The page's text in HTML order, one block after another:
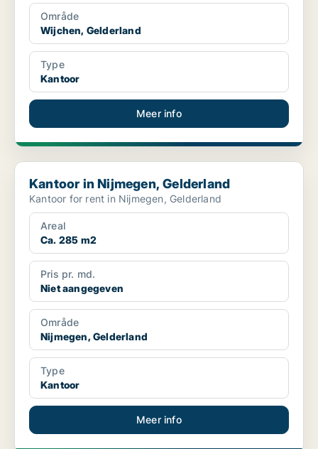
Område
Wijchen, Gelderland
Type
Kantoor
Meer info
Kantoor in Nijmegen, Gelderland
Kantoor in Nijmegen, Gelderland
Kantoor for rent in Nijmegen, Gelderland
Areal
Ca. 285 m2
Pris pr. md.
Niet aangegeven
Område
Nijmegen, Gelderland
Type
Kantoor
Meer info